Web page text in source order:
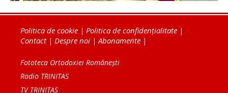
Politica de cookie | Politica de confidențialitate |
Contact| Despre noi | Abonamente |
Fototeca Ortodoxiei Românești
Radio TRINITAS
TV TRINITAS